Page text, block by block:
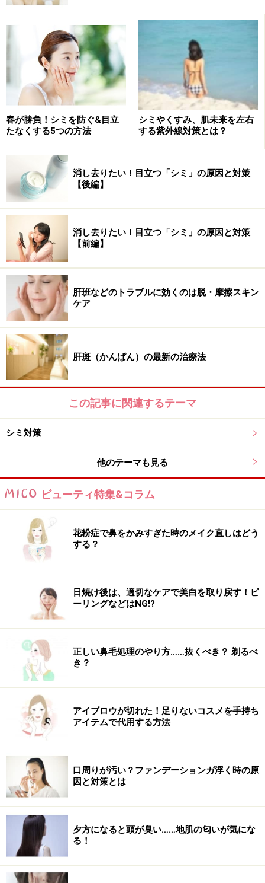
主なシミの種類1・老人性色素斑
「老人性色素斑」の一例
20代以降に発症する、日本人女性にもっともできやすい
シミの種類です。主に顔や腕、手の甲などの光を浴びや
すい場所にでき、色ムラがなく境界明瞭で、ベタッとし
た形状をしています。
紫外線を繰り返し浴びることが発症の原因になるので、
紫外線対策を行うことで予防することができます。
主なシミの種類2
「脂漏性角化腫」の一例
主に20代以降にでき始め、40代頃から目立ち始めます。
少し平らに盛り上がった、イボのような色素斑です。高
さや色の濃淡があり、境界がはっきりしているのが特徴
です。
加齢や紫外線が原因で、紫外線に当たっている時間が長
いほど発症しやすくなります。顔や腕、頭など全身にで
きますが、手や足の裏にはできません。
行うのがおすすめです。
主なシミの種類3・肝斑
「肝斑」の一例。両下まぶたにべたっとした茶色いシミがあ
ります
30代以降にできやすい、女性特有の色素斑です。両頬や
おでこなどに、絵の具で塗ったようなベタッとした色素
斑が、左右対称の位置に発生します。そしてアイホール
にできないのが大きな特徴のひとつです。
春が勝負！シミを防ぐ&目立
たなくする5つの方法
シミやくすみ、肌未来を左右
する紫外線対策とは？
消し去りたい！目立つ「シミ」の原因と対策
【後編】
消し去りたい！目立つ「シミ」の原因と対策
【前編】
肝班などのトラブルに効くのは脱・摩擦スキン
ケア
肝斑（かんぱん）の最新の治療法
この記事に関連するテーマ
シミ対策
他のテーマも見る
ビューティ特集&コラム
花粉症で鼻をかみすぎた時のメイク直しはどう
する？
日焼け後は、適切なケアで美白を取り戻す！ピ
ーリングなどはNG!?
正しい鼻毛処理のやり方……抜くべき？ 剃るべ
き？
アイブロウが切れた！足りないコスメを手持ち
アイテムで代用する方法
口周りが汚い？ファンデーションガ浮く時の原
因と対策とは
夕方になると頭が臭い……地肌の匂いが気にな
る！